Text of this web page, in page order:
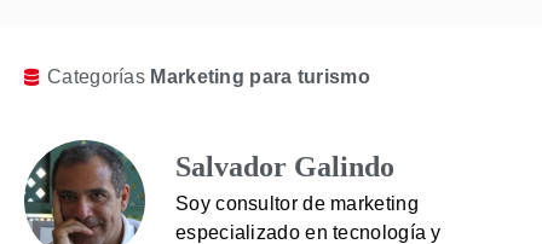
Categorías Marketing para turismo
Salvador Galindo
Soy consultor de marketing
especializado en tecnología y